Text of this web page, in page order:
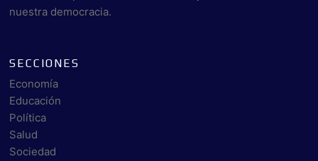
nuestra democracia.
SECCIONES
Economía
Educación
Política
Salud
Sociedad